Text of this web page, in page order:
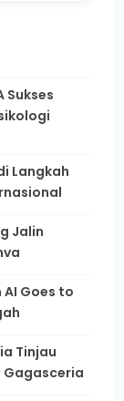
Sukses
Langkah
Jalin
Goes to
Tinjau
Gagasceria